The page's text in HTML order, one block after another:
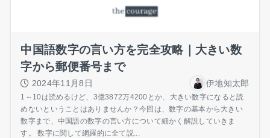
中国語数字の言い方を完全攻略｜大きい数
字から郵便番号まで
2024年11月8日 伊地知太郎
1～10は読めるけど、3億3872万4200とか、大きい数字になると読
めないということはありませんか？今回は、数字の基本から大きい
数字まで、中国語の数字の言い方について細かく解説していきま
す。 数字に関して網羅的に全て説...